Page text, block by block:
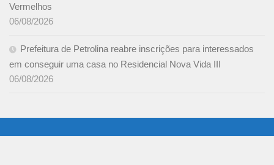
Vermelhos
06/08/2026
Prefeitura de Petrolina reabre inscrições para interessados
em conseguir uma casa no Residencial Nova Vida III
06/08/2026